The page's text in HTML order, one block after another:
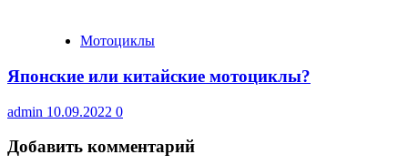
Мотоциклы
Японские или китайские мотоциклы?
admin 10.09.2022 0
Добавить комментарий